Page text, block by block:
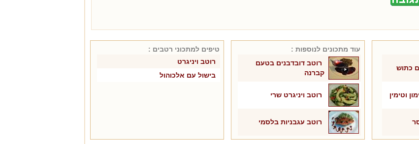
כתוש
וטימין
עוד מתכונים לנוספות :
רוטב דובדבנים בטעם
קברנה
רוטב ויניגרט שרי
רוטב עגבניות בלסמי
טיפים למתכוני רטבים :
רוטב ויניגרט
בישול עם אלכוהול